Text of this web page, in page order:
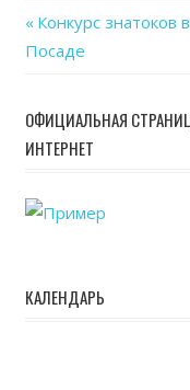
Навигация
записям
Previous
Post:
Конкурс знатоков
Посаде
ОФИЦИАЛЬНАЯ
ИНТЕРНЕТ
КАЛЕНДАРЬ